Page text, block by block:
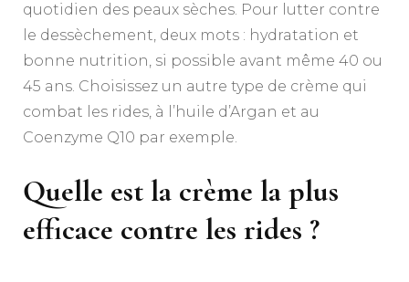
quotidien des peaux sèches. Pour lutter contre
le dessèchement, deux mots : hydratation et
bonne nutrition, si possible avant même 40 ou
45 ans. Choisissez un autre type de crème qui
combat les rides, à l’huile d’Argan et au
Coenzyme Q10 par exemple.
Quelle est la crème la plus
efficace contre les rides ?